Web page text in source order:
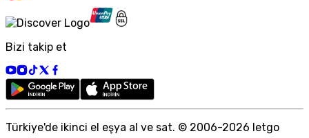
Bizi takip et
Türkiye'de ikinci el eşya al ve sat. © 2006-2026 letgo